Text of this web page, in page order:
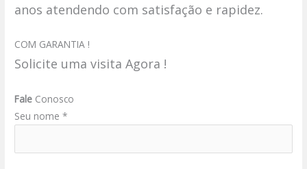
anos atendendo com satisfação e rapidez.
COM GARANTIA !
Solicite uma visita Agora !
Fale Conosco
Seu nome *